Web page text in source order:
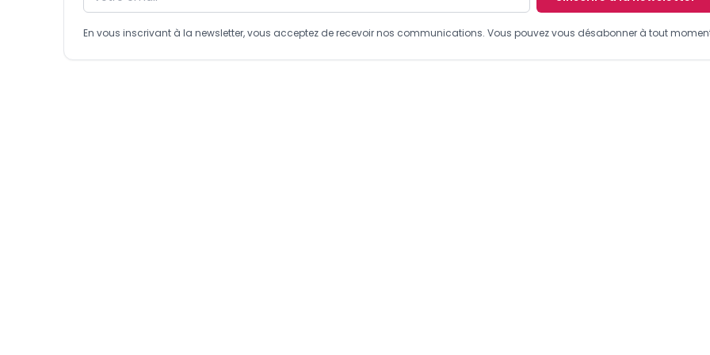
En vous inscrivant à la newsletter, vous acceptez de recevoir nos communications. Vous pouvez vous désabonner à tout